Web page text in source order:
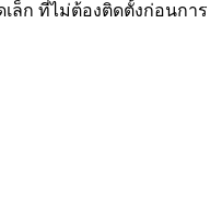
ล็ก ที่ไม่ต้องติดตั้งก่อนการ